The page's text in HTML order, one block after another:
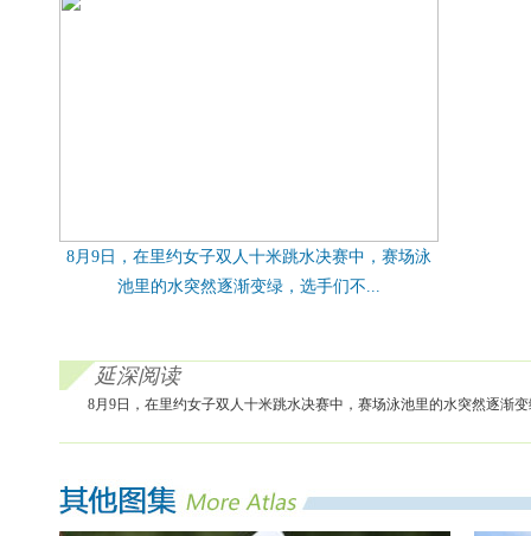
8月9日，在里约女子双人十米跳水决赛中，赛场泳
池里的水突然逐渐变绿，选手们不...
延深阅读
8月9日，在里约女子双人十米跳水决赛中，赛场泳池里的水突然逐渐